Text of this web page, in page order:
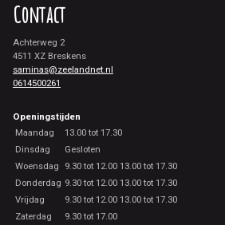
Contact
Achterweg 2
4511 XZ Breskens
saminas@zeelandnet.nl
0614500261
Openingstijden
Maandag
13.00 tot 17.30
Dinsdag
Gesloten
Woensdag
9.30 tot 12.00 13.00 tot 17.30
Donderdag 9.30 tot 12.00 13.00 tot 17.30
Vrijdag
9.30 tot 12.00 13.00 tot 17.30
Zaterdag
9.30 tot 17.00